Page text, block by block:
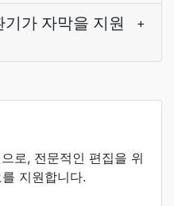
가 자막을 지원
+
로, 전문적인 편집을 위
지원합니다.